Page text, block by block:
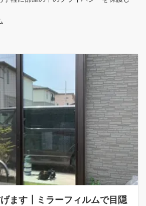
ます┃ミラーフィルムで目隠